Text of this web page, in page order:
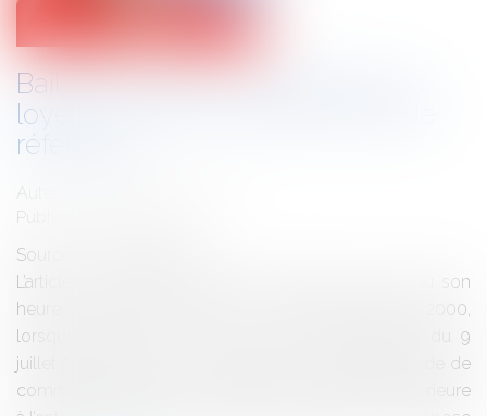
Bail commercial: modification du
loyer en cours de bail et loyer de
référence
Auteur : CADENAT Laurence
Publié le :
Source :
L’article L. 145-39 du Code de commerce a connu son
heure de gloire à partir du milieu des années 2000,
lorsque l’indice du coût de la constructionL’arrêt du 9
juillet 2014 sur la révision de l’article L. 145-39 du Code de
commerceL’article L. 145-39, dans sa rédaction antérieure